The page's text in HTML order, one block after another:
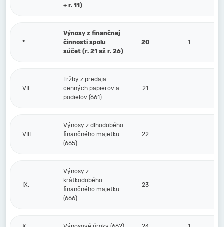
+ r. 11)
*
Výnosy z finančnej
činnosti spolu
súčet (r. 21 až r. 26)
20 1
VII.
Tržby z predaja
cenných papierov a
podielov (661)
21
VIII.
Výnosy z dlhodobého
finančného majetku
(665)
22
IX.
Výnosy z
krátkodobého
finančného majetku
(666)
23